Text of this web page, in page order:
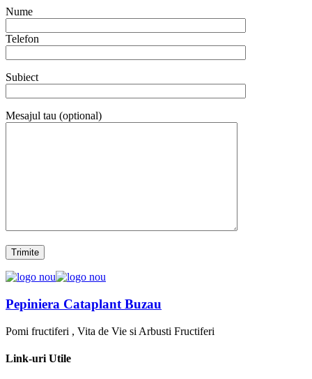
Nume
Telefon
Subiect
Mesajul tau (optional)
Pepiniera Cataplant Buzau
Pomi fructiferi , Vita de Vie si Arbusti Fructiferi
Link-uri Utile